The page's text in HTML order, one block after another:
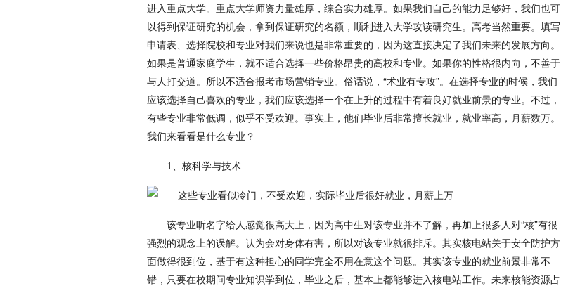
进入重点大学。重点大学师资力量雄厚，综合实力雄厚。如果我们自己的能力足够好，我们也可
以得到保证研究的机会，拿到保证研究的名额，顺利进入大学攻读研究生。高考当然重要。填写
申请表、选择院校和专业对我们来说也是非常重要的，因为这直接决定了我们未来的发展方向。
如果是普通家庭学生，就不适合选择一些价格昂贵的高校和专业。如果你的性格很内向，不善于
与人打交道。所以不适合报考市场营销专业。俗话说，“术业有专攻”。在选择专业的时候，我们
应该选择自己喜欢的专业，我们应该选择一个在上升的过程中有着良好就业前景的专业。不过，
有些专业非常低调，似乎不受欢迎。事实上，他们毕业后非常擅长就业，就业率高，月薪数万。
我们来看看是什么专业？
1、核科学与技术
该专业听名字给人感觉很高大上，因为高中生对该专业并不了解，再加上很多人对“核”有很
强烈的观念上的误解。认为会对身体有害，所以对该专业就很排斥。其实核电站关于安全防护方
面做得很到位，基于有这种担心的同学完全不用在意这个问题。其实该专业的就业前景非常不
错，只要在校期间专业知识学到位，毕业之后，基本上都能够进入核电站工作。未来核能资源占